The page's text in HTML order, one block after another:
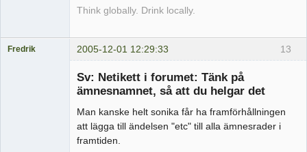
Think globally. Drink locally.
13
Fredrik 2005-12-01 12:29:33
Sv: Netikett i forumet: Tänk på
ämnesnamnet, så att du helgar det
Man kanske helt sonika får ha framförhållningen
att lägga till ändelsen "etc" till alla ämnesrader i
framtiden.